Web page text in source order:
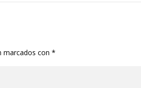
marcados con*